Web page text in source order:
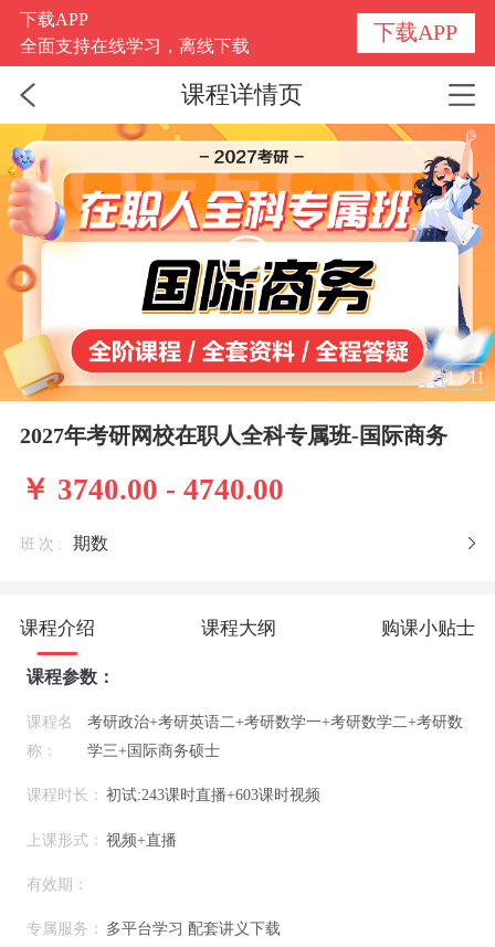
下载APP
全面支持在线学习，离线下载
下载APP
课程详情页
1/11
2027年考研网校在职人全科专属班-国际商务
￥ 3740.00 - 4740.00
班次: 期数
课程介绍 课程大纲 购课小贴士
课程参数：
课程名
称：
考研政治+考研英语二+考研数学一+考研数学二+考研数
学三+国际商务硕士
课程时长： 初试:243课时直播+603课时视频
上课形式： 视频+直播
有效期：
专属服务： 多平台学习 配套讲义下载